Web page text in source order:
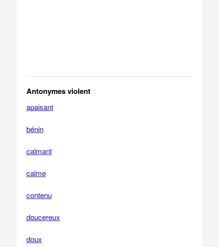
Antonymes violent
apaisant
bénin
calmant
calme
contenu
doucereux
doux